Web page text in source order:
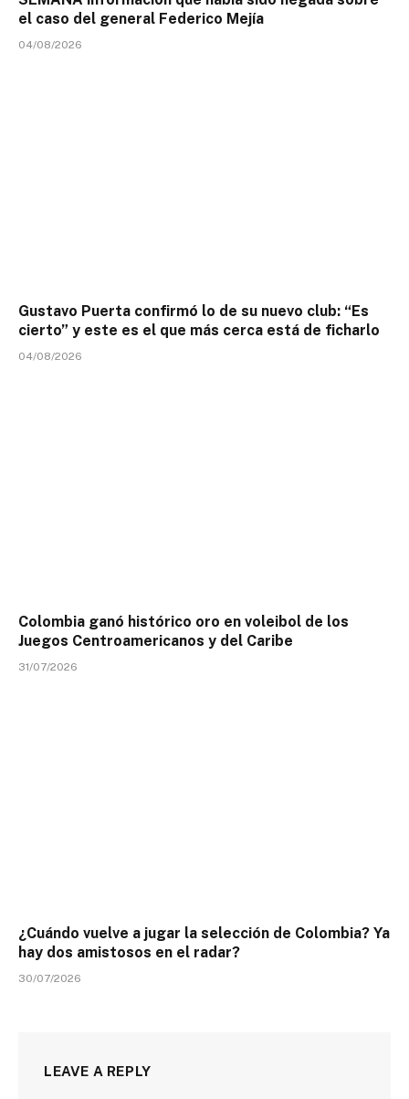
el caso del general Federico Mejía
04/08/2026
Gustavo Puerta confirmó lo de su nuevo club: “Es
cierto” y este es el que más cerca está de ficharlo
04/08/2026
Colombia ganó histórico oro en voleibol de los
Juegos Centroamericanos y del Caribe
31/07/2026
¿Cuándo vuelve a jugar la selección de Colombia? Ya
hay dos amistosos en el radar?
30/07/2026
LEAVE A REPLY